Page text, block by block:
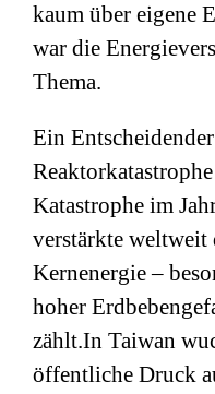
kaum über eigene
war die
Thema.
Ein
Katastrophe im
verstärkte weltweit
Kernenergie –
hoher
zählt.In Taiwan
öffentliche Druck